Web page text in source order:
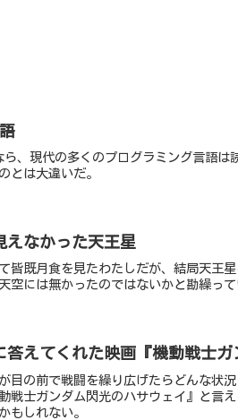
ら、現代の多くのプログラミング言語は
とは大違いだ。
えなかった天王星
皆既月食を見たわたしだが、結局天王
空には無かったのではないかと勘繰って
答えてくれた映画『機動戦士ガ
目の前で戦闘を繰り広げたらどんな状
戦士ガンダム閃光のハサウェイ』と言
もしれない。